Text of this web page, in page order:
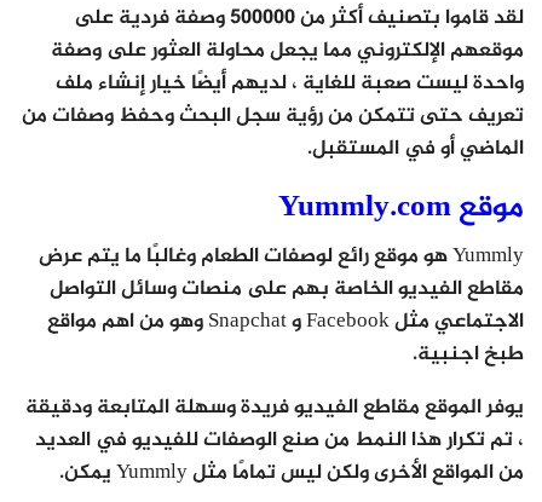
لقد قاموا بتصنيف أكثر من 500000 وصفة فردية على
موقعهم الإلكتروني مما يجعل محاولة العثور على وصفة
واحدة ليست صعبة للغاية ، لديهم أيضًا خيار إنشاء ملف
تعريف حتى تتمكن من رؤية سجل البحث وحفظ وصفات من
الماضي أو في المستقبل.
موقع Yummly.com
Yummly هو موقع رائع لوصفات الطعام وغالبًا ما يتم عرض
مقاطع الفيديو الخاصة بهم على منصات وسائل التواصل
الاجتماعي مثل Facebook و Snapchat وهو من اهم مواقع
طبخ اجنبية.
يوفر الموقع مقاطع الفيديو فريدة وسهلة المتابعة ودقيقة
، تم تكرار هذا النمط من صنع الوصفات للفيديو في العديد
من المواقع الأخرى ولكن ليس تمامًا مثل Yummly يمكن.